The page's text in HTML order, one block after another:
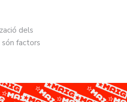
dels
factors